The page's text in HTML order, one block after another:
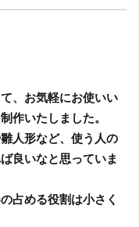
、お気軽にお使いい
作いたしました。
人形など、使う人の
良いなと思っていま
占める役割は小さく